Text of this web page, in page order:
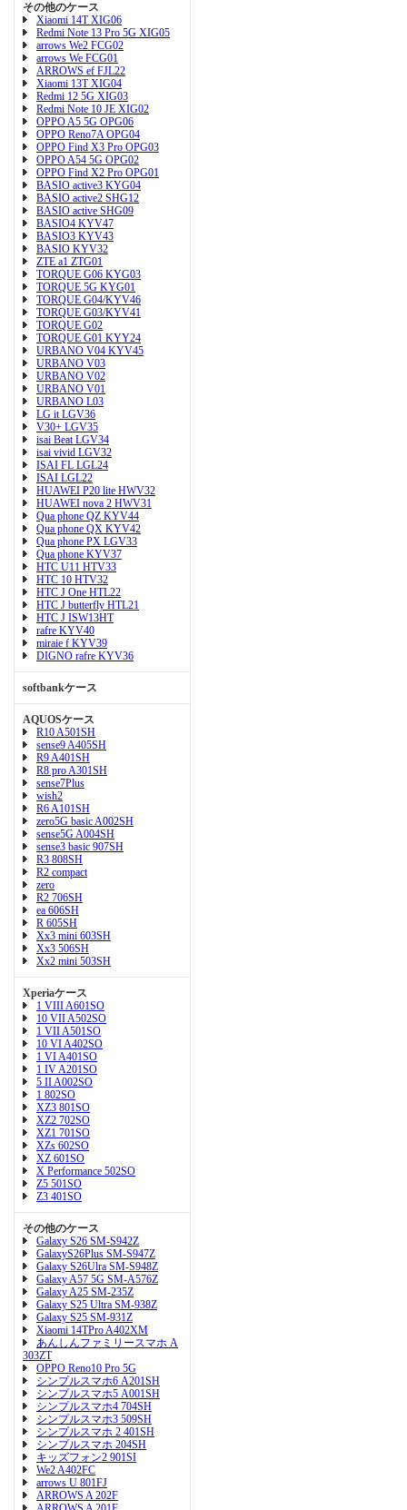
その他のケース
Xiaomi 14T XIG06
Redmi Note 13 Pro 5G XIG05
arrows We2 FCG02
arrows We FCG01
ARROWS ef FJL22
Xiaomi 13T XIG04
Redmi 12 5G XIG03
Redmi Note 10 JE XIG02
OPPO A5 5G OPG06
OPPO Reno7A OPG04
OPPO Find X3 Pro OPG03
OPPO A54 5G OPG02
OPPO Find X2 Pro OPG01
BASIO active3 KYG04
BASIO active2 SHG12
BASIO active SHG09
BASIO4 KYV47
BASIO3 KYV43
BASIO KYV32
ZTE a1 ZTG01
TORQUE G06 KYG03
TORQUE 5G KYG01
TORQUE G04/KYV46
TORQUE G03/KYV41
TORQUE G02
TORQUE G01 KYY24
URBANO V04 KYV45
URBANO V03
URBANO V02
URBANO V01
URBANO L03
LG it LGV36
V30+ LGV35
isai Beat LGV34
isai vivid LGV32
ISAI FL LGL24
ISAI LGL22
HUAWEI P20 lite HWV32
HUAWEI nova 2 HWV31
Qua phone QZ KYV44
Qua phone QX KYV42
Qua phone PX LGV33
Qua phone KYV37
HTC U11 HTV33
HTC 10 HTV32
HTC J One HTL22
HTC J butterfly HTL21
HTC J ISW13HT
rafre KYV40
miraie f KYV39
DIGNO rafre KYV36
softbankケース
AQUOSケース
R10 A501SH
sense9 A405SH
R9 A401SH
R8 pro A301SH
sense7Plus
wish2
R6 A101SH
zero5G basic A002SH
sense5G A004SH
sense3 basic 907SH
R3 808SH
R2 compact
zero
R2 706SH
ea 606SH
R 605SH
Xx3 mini 603SH
Xx3 506SH
Xx2 mini 503SH
Xperiaケース
1 VIII A601SO
10 VII A502SO
1 VII A501SO
10 VI A402SO
1 VI A401SO
1 IV A201SO
5 II A002SO
1 802SO
XZ3 801SO
XZ2 702SO
XZ1 701SO
XZs 602SO
XZ 601SO
X Performance 502SO
Z5 501SO
Z3 401SO
その他のケース
Galaxy S26 SM-S942Z
GalaxyS26Plus SM-S947Z
Galaxy S26Ulra SM-S948Z
Galaxy A57 5G SM-A576Z
Galaxy A25 SM-235Z
Galaxy S25 Ultra SM-938Z
Galaxy S25 SM-931Z
Xiaomi 14TPro A402XM
あんしんファミリースマホ A
303ZT
OPPO Reno10 Pro 5G
シンプルスマホ6 A201SH
シンプルスマホ5 A001SH
シンプルスマホ4 704SH
シンプルスマホ3 509SH
シンプルスマホ 2 401SH
シンプルスマホ 204SH
キッズフォン2 901SI
We2 A402FC
arrows U 801FJ
ARROWS A 202F